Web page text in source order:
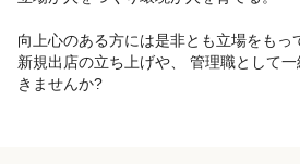
向上心のある方には是非とも立場をもっ
新規出店の立ち上げや、 管理職として
きませんか?